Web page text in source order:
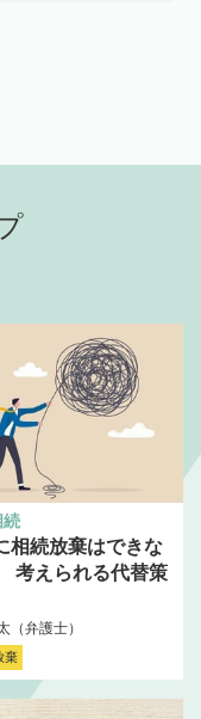
続
相続放棄はできな
えられる代替策
（弁護士）
棄